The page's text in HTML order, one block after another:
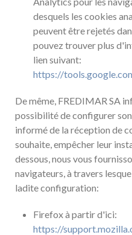
desquels les cookies
peuvent être rejetés
pouvez trouver plus
lien suivant:
https://
De même, FREDIMAR SA
possibilité de configurer
informé de la réception de
souhaite, empêcher leur
dessous, nous vous
navigateurs, à travers
ladite configuration:
Firefox à partir d'ici:
https://